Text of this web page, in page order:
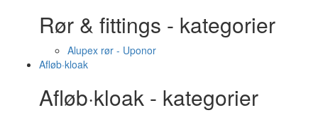
Rør & fittings - kategorier
Alupex rør - Uponor
Afløb·kloak
Afløb·kloak - kategorier